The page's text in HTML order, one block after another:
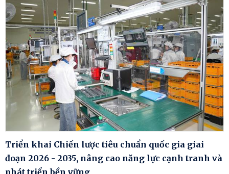
Triển khai Chiến lược tiêu chuẩn quốc gia giai
đoạn 2026 - 2035, nâng cao năng lực cạnh tranh và
phát triển bền vững